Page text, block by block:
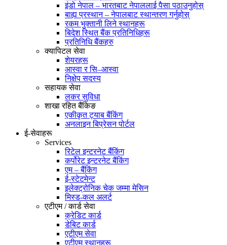
इंडो नेपाल – भारतबाट नेपाललाई पैसा पठाउनुहोस्
बाह्य प्रस्थान – नेपालबाट स्थान्तरण गर्नुहोस्
रकम भुक्तानी लिने स्थानहरू
बिदेश स्थित बैंक प्रतिनिधिहरू
प्रतिनिधि बैंकहरु
क्यापिटल सेवा
शेयरहरू
आस्वा र सि–आस्वा
निक्षेप सदस्य
सहायक सेवा
लकर सुविधा
शाखा रहित बैंकिङ
एकीकृत ट्याब बैंकिंग
अनलाइन बिप्रेसन पोर्टल
ई-सेवाहरू
Services
रिटेल इन्टरनेट बैंकिंग
कर्पोरेट इन्टरनेट बैंकिंग
एम – बैंकिंग
ई-स्टेटमेन्ट
इलेक्ट्रोनिक चेक जम्मा मेसिन
मिस्ड-कल अलर्ट
एटीएम / कार्ड सेवा
क्रेडिट कार्ड
डेबिट कार्ड
एटीएम सेवा
एटीएम स्थानहरू